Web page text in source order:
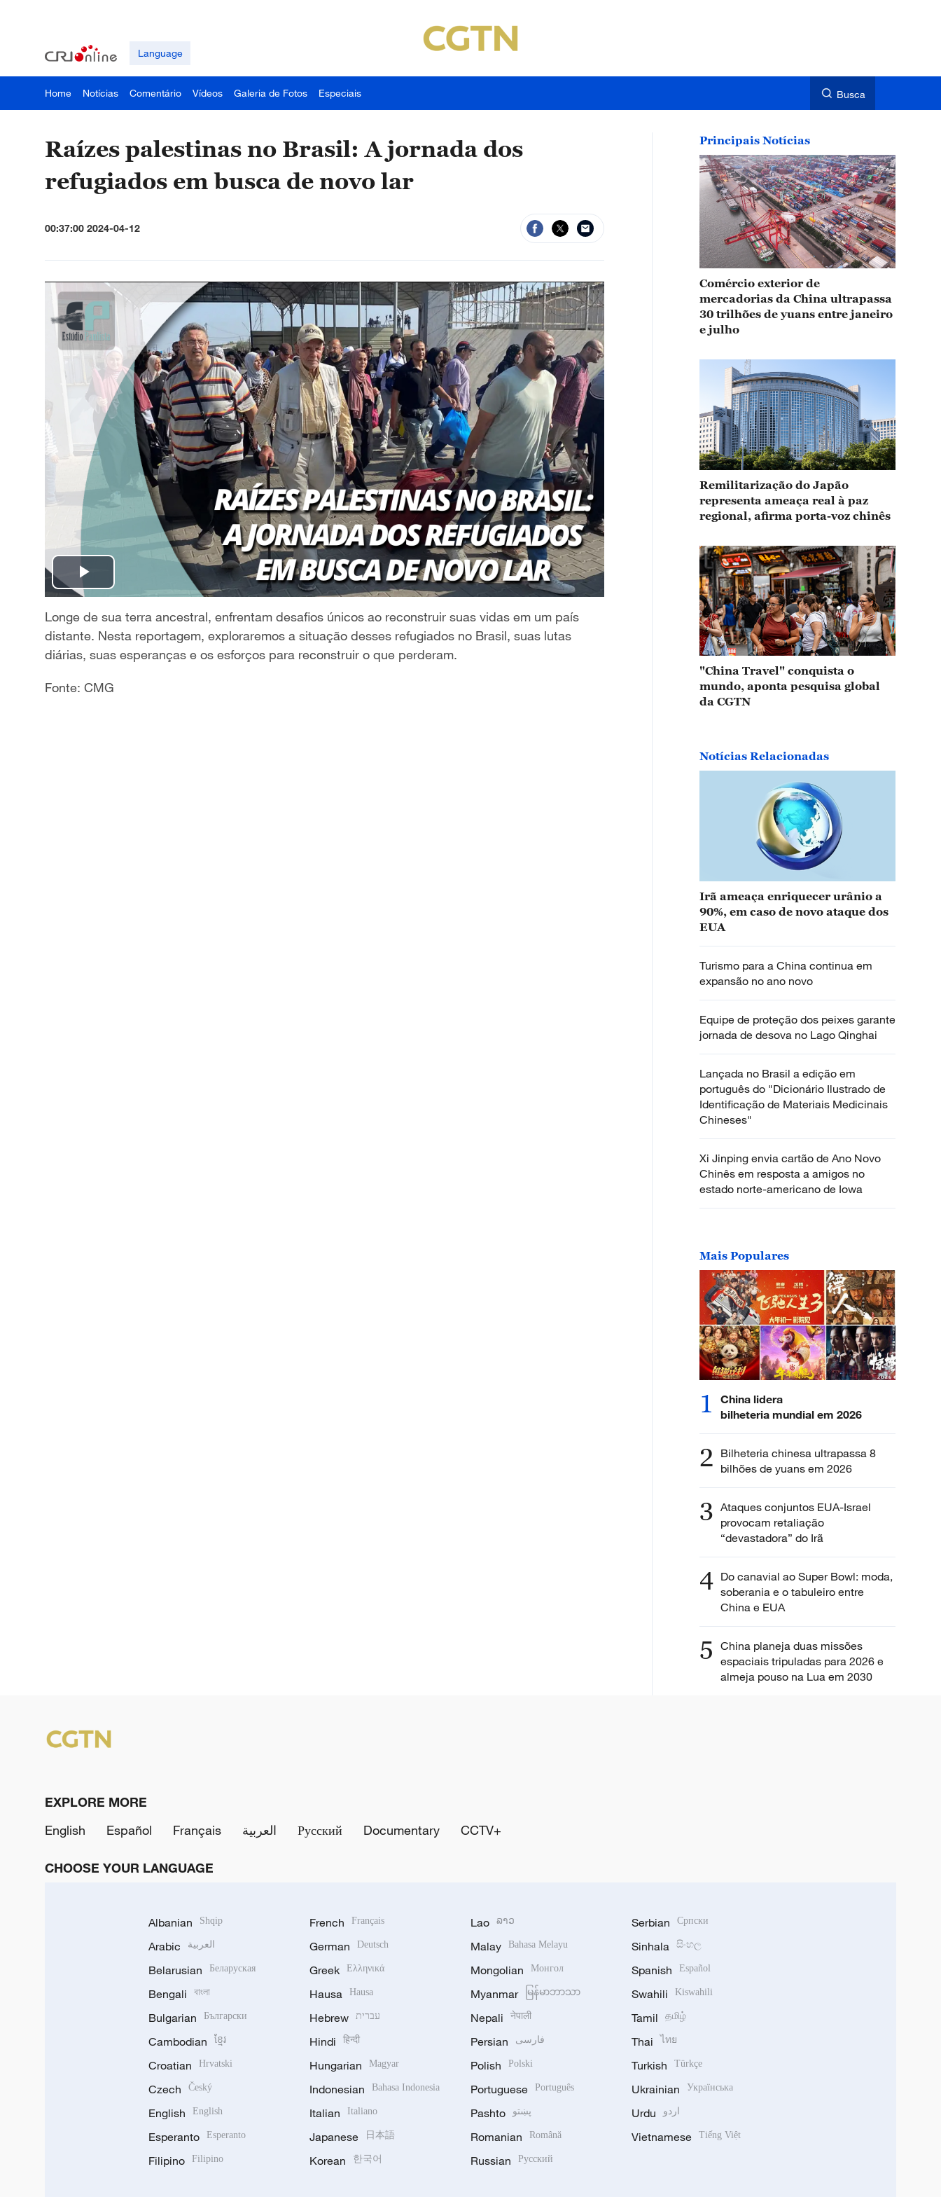
Language
Home Notícias Comentário Vídeos Galeria de Fotos Especiais Busca
Raízes palestinas no Brasil: A jornada dos
refugiados em busca de novo lar
00:37:00 2024-04-12
P
l
a
y
Longe de sua terra ancestral, enfrentam desafios únicos ao reconstruir suas vidas em um país
distante. Nesta reportagem, exploraremos a situação desses refugiados no Brasil, suas lutas
diárias, suas esperanças e os esforços para reconstruir o que perderam.
Fonte: CMG
Principais Notícias
Comércio exterior de
mercadorias da China ultrapassa
30 trilhões de yuans entre janeiro
e julho
Remilitarização do Japão
representa ameaça real à paz
regional, afirma porta-voz chinês
"China Travel" conquista o
mundo, aponta pesquisa global
da CGTN
Notícias Relacionadas
Irã ameaça enriquecer urânio a
90%, em caso de novo ataque dos
EUA
Turismo para a China continua em
expansão no ano novo
Equipe de proteção dos peixes garante
jornada de desova no Lago Qinghai
Lançada no Brasil a edição em
português do "Dicionário Ilustrado de
Identificação de Materiais Medicinais
Chineses"
Xi Jinping envia cartão de Ano Novo
Chinês em resposta a amigos no
estado norte-americano de Iowa
Mais Populares
1
China lidera
bilheteria mundial em 2026
2 Bilheteria chinesa ultrapassa 8
bilhões de yuans em 2026
3 Ataques conjuntos EUA-Israel
provocam retaliação
“devastadora” do Irã
4 Do canavial ao Super Bowl: moda,
soberania e o tabuleiro entre
China e EUA
5 China planeja duas missões
espaciais tripuladas para 2026 e
almeja pouso na Lua em 2030
EXPLORE MORE
English
Español Français العربية Русский Documentary CCTV+
CHOOSE YOUR LANGUAGE
Albanian Shqip
Arabic العربية
Belarusian Беларуская
Bengali বাংলা
Bulgarian Български
Cambodian ខ្មែរ
Croatian Hrvatski
Czech Český
English English
Esperanto Esperanto
Filipino Filipino
French Français
German Deutsch
Greek Ελληνικά
Hausa Hausa
Hebrew עברית
Hindi हिन्दी
Hungarian Magyar
Indonesian Bahasa Indonesia
Italian Italiano
Japanese 日本語
Korean 한국어
Lao ລາວ
Malay Bahasa Melayu
Mongolian Монгол
Myanmar မြန်မာဘာသာ
Nepali नेपाली
Persian فارسی
Polish Polski
Portuguese Português
Pashto پښتو
Romanian Română
Russian Русский
Serbian Српски
Sinhala සිංහල
Spanish Español
Swahili Kiswahili
Tamil தமிழ்
Thai ไทย
Turkish Türkçe
Ukrainian Українська
Urdu اردو
Vietnamese Tiếng Việt